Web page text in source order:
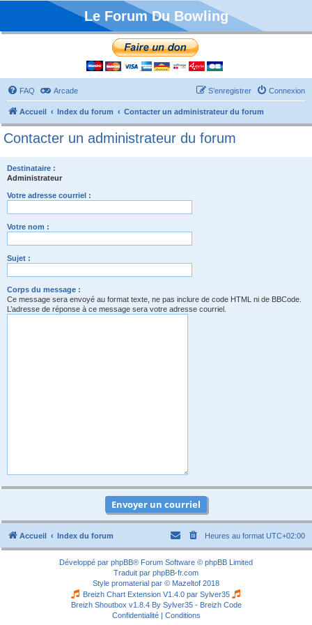
Le Forum Du Bowling
FAQ Arcade Connexion
S’enregistrer
Accueil Index du forum Contacter un administrateur du forum
Contacter un administrateur du forum
Destinataire :
Administrateur
Votre adresse courriel :
Votre nom :
Sujet :
Corps du message :
Ce message sera envoyé au format texte, ne pas inclure de code HTML ni de BBCode.
L’adresse de réponse à ce message sera votre adresse courriel.
Accueil Index du forum Heures au format UTC+02:00
Développé par phpBB® Forum Software © phpBB Limited
Traduit par phpBB-fr.com
Style promaterial par © Mazeltof 2018
Breizh Chart Extension V1.4.0 par Sylver35
Breizh Shoutbox v1.8.4 By Sylver35 - Breizh Code
Confidentialité| Conditions